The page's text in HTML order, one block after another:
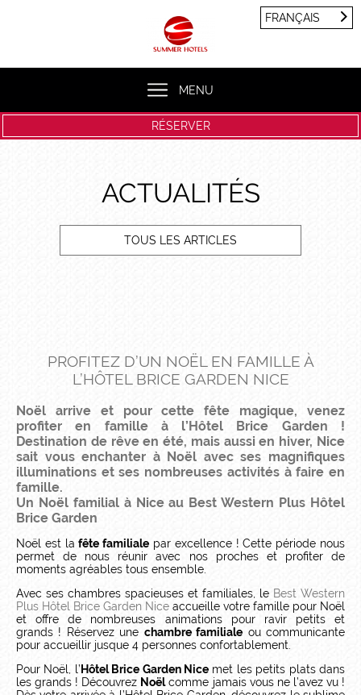
MENU
FRANÇAIS
RÉSERVER
ACTUALITÉS
TOUS LES ARTICLES
PROFITEZ D’UN NOËL EN FAMILLE À
L’HÔTEL BRICE GARDEN NICE
Noël arrive et pour cette fête magique, venez
profiter en familleà l’Hôtel Brice Garden !
Destination de rêve en été, mais aussi en hiver, Nice
sait vous enchanter à Noël avec ses magnifiques
illuminations et ses nombreuses activités à faire en
famille.
Un Noël familial à Nice au Best Western Plus Hôtel
Brice Garden
Noël est lafête familiale par excellence ! Cette période nous
permet de nous réunir avec nos proches et profiter de
moments agréables tous ensemble.
Avec ses chambres spacieuses et familiales, le Best Western
Plus Hôtel Brice Garden Nice accueille votre famille pour Noël
et offre de nombreuses animations pour ravir petits et
grands ! Réservez une chambre familiale ou communicante
pour accueillir jusque 4 personnes confortablement.
Pour Noël, l’ Hôtel Brice Garden Nice met les petits plats dans
les grands ! Découvrez Noëlcomme jamais vous ne l’avez vu !